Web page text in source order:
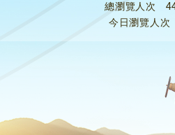
總瀏覽人次
今日瀏覽人次